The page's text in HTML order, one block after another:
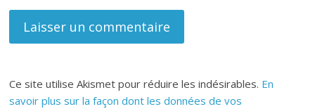
Ce site utilise Akismet pour réduire les indésirables. En
savoir plus sur la façon dont les données de vos